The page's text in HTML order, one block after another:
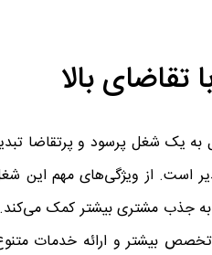
به یک شغل پرسود و پرتقاضا
است. از ویژگی‌های مهم این
به جذب مشتری بیشتر کمک
بیشتر و ارائه خدمات